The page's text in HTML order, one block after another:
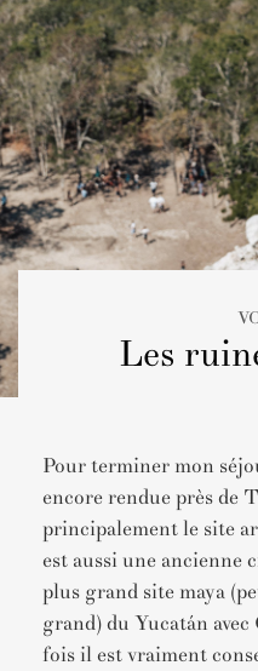
Les
Pour terminer mon
encore rendue près de
principalement le site
est aussi une ancienne
plus grand site maya
grand) du Yucatán
fois il est vraiment